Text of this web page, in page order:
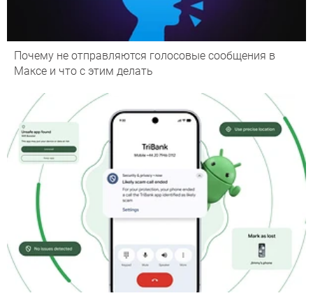
Почему не отправляются голосовые сообщения в
Максе и что с этим делать